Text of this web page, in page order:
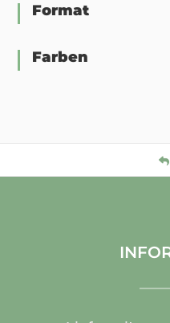
Format
Farben